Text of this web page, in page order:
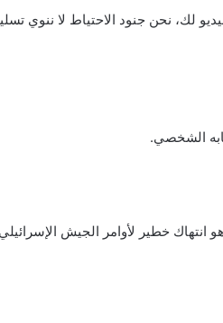
لك، نحن جنود الاحتياط لا ننوي
الشخصي.
خطير لأوامر الجيش